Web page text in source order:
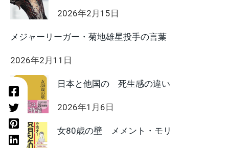
2026年2月15日
メジャーリーガー・菊地雄星投手の言葉
2026年2月11日
日本と他国の 死生感の違い
2026年1月6日
女80歳の壁 メメント・モリ